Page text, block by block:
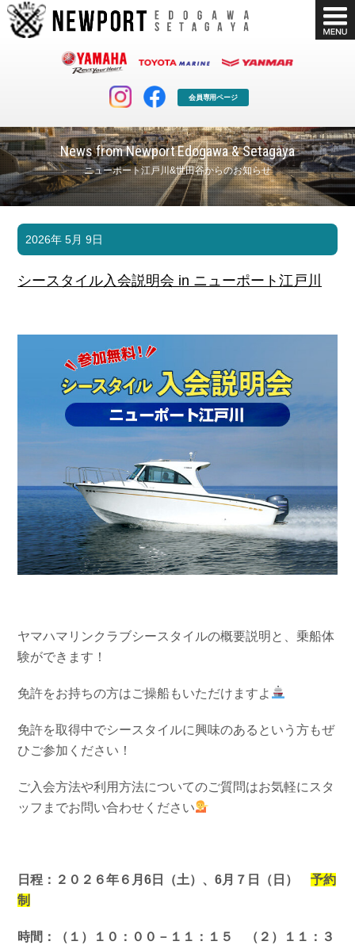
会員専用ページ
News from Newport Edogawa & Setagaya
ニューポート江戸川&世田谷からのお知らせ
マリンクラブ
マリンライフを堪能したい！
ボート販売
ボート免許
長年の実績と信頼！
シースタイル
Sea-Style
お問い合わせ
Contact us
会社概要
Company
採用情報 リンク集
2026年 5月 9日
シースタイル入会説明会 in ニューポート江戸川
ヤマハマリンクラブシースタイルの概要説明と、乗船体
験ができます！
免許をお持ちの方はご操船もいただけますよ
免許を取得中でシースタイルに興味のあるという方もぜ
ひご参加ください！
ご入会方法や利用方法についてのご質問はお気軽にスタ
ッフまでお問い合わせください
日程：２０２６年６月6日（土）、6月７日（日）予約
制
時間：（１）１０：００－１１：１５ （２）１１：３